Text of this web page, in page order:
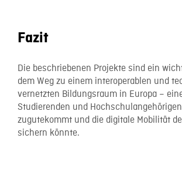
Fazit
Die beschriebenen Projekte sind ein
dem Weg zu einem interoperablen und
vernetzten Bildungsraum in Europa –
Studierenden und
zugutekommt und die digitale Mobilität
sichern könnte.